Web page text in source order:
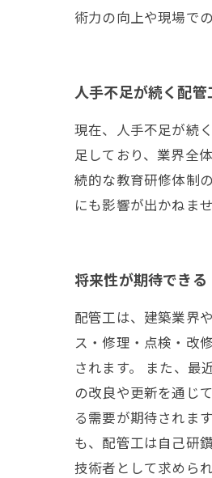
術力の向上や現場で
人手不足が続く配管
現在、人手不足が続
足しており、業界全
続的な教育研修体制
にも影響が出かねま
将来性が期待できる
配管工は、建築業界
ス・修理・点検・改
されます。 また、最
の改良や更新を通じ
る需要が期待されま
も、配管工は自己研
技術者として求めら